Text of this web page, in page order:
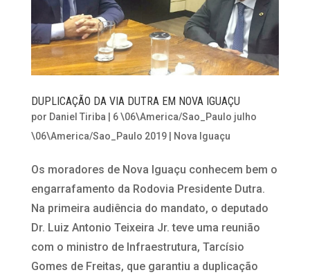
DUPLICAÇÃO DA VIA DUTRA EM NOVA IGUAÇU
por Daniel Tiriba
6 \06\America/Sao_Paulo julho
\06\America/Sao_Paulo 2019| Nova Iguaçu
Os moradores de Nova Iguaçu conhecem bem o
engarrafamento da Rodovia Presidente Dutra.
Na primeira audiência do mandato, o deputado
Dr. Luiz Antonio Teixeira Jr. teve uma reunião
com o ministro de Infraestrutura, Tarcísio
Gomes de Freitas, que garantiu a duplicação